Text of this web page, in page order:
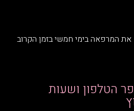
את המרפאה בימי חמשי בזמן הקרוב
הטלפון ושעות